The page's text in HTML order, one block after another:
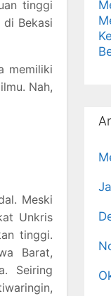
tinggi
Bekasi
memiliki
Nah,
Meski
Unkris
tinggi.
Barat,
Seiring